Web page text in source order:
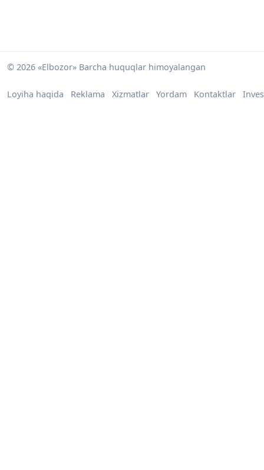
© 2026 «Elbozor» Barcha huquqlar himoyalangan
Loyiha haqida Reklama Xizmatlar Yordam Kontaktlar